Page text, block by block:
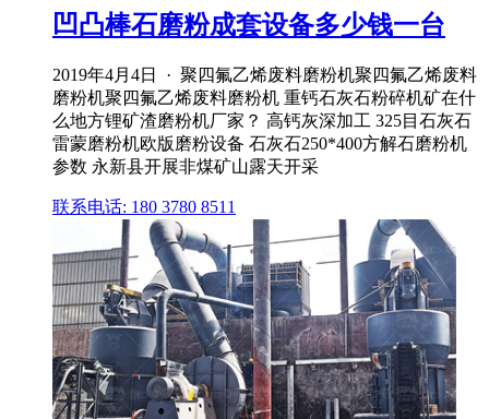
凹凸棒石磨粉成套设备多少钱一台
2019年4月4日 · 聚四氟乙烯废料磨粉机聚四氟乙烯废料
磨粉机聚四氟乙烯废料磨粉机 重钙石灰石粉碎机矿在什
么地方锂矿渣磨粉机厂家？ 高钙灰深加工 325目石灰石
雷蒙磨粉机欧版磨粉设备 石灰石250*400方解石磨粉机
参数 永新县开展非煤矿山露天开采
联系电话: 180 3780 8511